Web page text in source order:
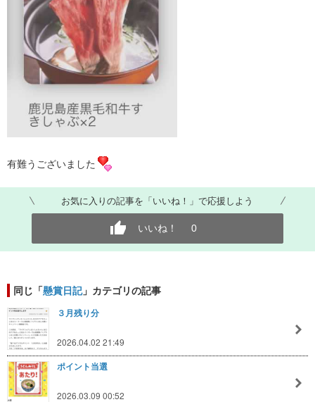
有難うございました
お気に入りの記事を「いいね！」で応援しよう
いいね！ 0
同じ「懸賞日記」カテゴリの記事
３月残り分
2026.04.02 21:49
ポイント当選
2026.03.09 00:52